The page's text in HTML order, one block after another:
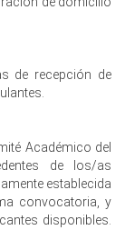
de recepción de
Académico del
de los/as
establecida
convocatoria, y
disponibles.